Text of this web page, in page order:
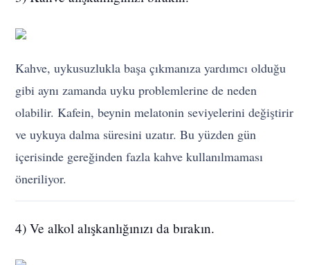
Kahve, uykusuzlukla başa çıkmanıza yardımcı olduğu
gibi aynı zamanda uyku problemlerine de neden
olabilir. Kafein, beynin melatonin seviyelerini değiştirir
ve uykuya dalma süresini uzatır. Bu yüzden gün
içerisinde gereğinden fazla kahve kullanılmaması
öneriliyor.
4) Ve alkol alışkanlığınızı da bırakın.